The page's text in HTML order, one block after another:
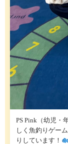
PS Pink（幼児・
しく魚釣りゲー
りしています！